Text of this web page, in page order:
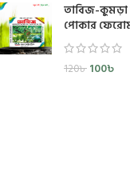
তাবিজ-কুমড়া
পোকার
120৳ 100৳